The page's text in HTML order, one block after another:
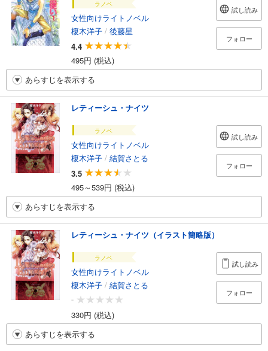
ラノベ
女性向けライトノベル
榎木洋子 / 後藤星
4.4
495円 (税込)
試し読み
フォロー
あらすじを表示する
レティーシュ・ナイツ
ラノベ
女性向けライトノベル
榎木洋子 / 結賀さとる
3.5
495～539円 (税込)
試し読み
フォロー
あらすじを表示する
レティーシュ・ナイツ（イラスト簡略版）
ラノベ
女性向けライトノベル
榎木洋子 / 結賀さとる
-
330円 (税込)
試し読み
フォロー
あらすじを表示する